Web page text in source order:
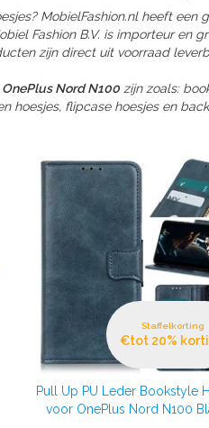
MobielFashion.nl heeft een
Fashion B.V. is importeur en
zijn direct uit voorraad
OnePlus Nord N100zijn zoals:
hoesjes, flipcase hoesjes en
Staffelkorting
€tot 20%
Pull Up PU Leder Bookstyle
voor OnePlus Nord N100